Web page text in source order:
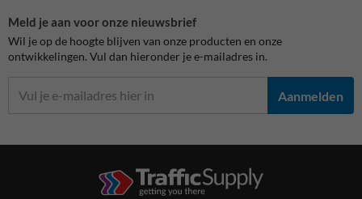
Meld je aan voor onze nieuwsbrief
Wil je op de hoogte blijven van onze producten en onze
ontwikkelingen. Vul dan hieronder je e-mailadres in.
Aanmelden